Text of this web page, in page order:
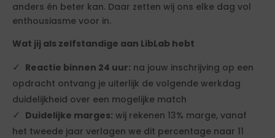
anders én beter kan. Daar zetten wij ons elke dag vol
enthousiasme voor in.
Wat jij als zelfstandige aan LibLab hebt
Reactie binnen 24 uur: na jouw inschrijving op een
opdracht ontvang je uiterlijk de volgende werkdag
duidelijkheid over een mogelijke match
Duidelijke marges: wij rekenen 13% marge, vanaf
het tweede jaar verlagen we dit percentage naar 11